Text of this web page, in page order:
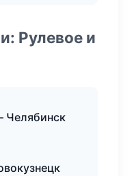
Рулевое и
Челябинск